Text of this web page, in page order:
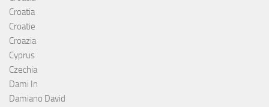
Croatia
Croatie
Croazia
Cyprus
Czechia
Dami In
Damiano David